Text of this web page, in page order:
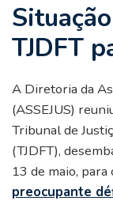
TJDFT
A Diretoria da
(ASSEJUS)
Tribunal de
(TJDFT),
13 de maio,
preocupante